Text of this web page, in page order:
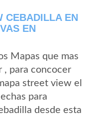
CEBADILLA EN
EN
Mapas que mas
, para concocer
street view el
para
desde esta